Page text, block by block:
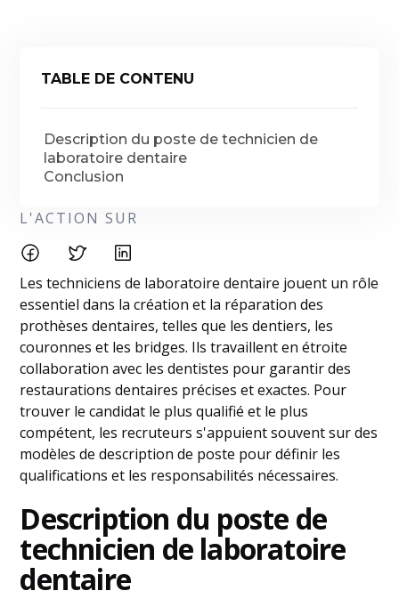
TABLE DE CONTENU
Description du poste de technicien de
laboratoire dentaire
Conclusion
L'ACTION SUR
Les techniciens de laboratoire dentaire jouent un rôle
essentiel dans la création et la réparation des
prothèses dentaires, telles que les dentiers, les
couronnes et les bridges. Ils travaillent en étroite
collaboration avec les dentistes pour garantir des
restaurations dentaires précises et exactes. Pour
trouver le candidat le plus qualifié et le plus
compétent, les recruteurs s'appuient souvent sur des
modèles de description de poste pour définir les
qualifications et les responsabilités nécessaires.
Description du poste de
technicien de laboratoire
dentaire